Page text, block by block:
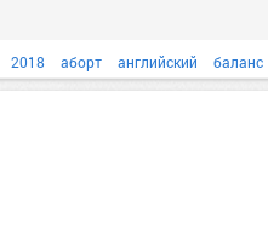
2018 аборт английский баланс